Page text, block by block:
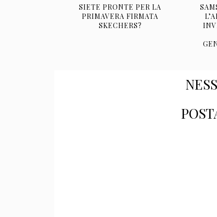
SIETE PRONTE PER LA
PRIMAVERA FIRMATA
SKECHERS?